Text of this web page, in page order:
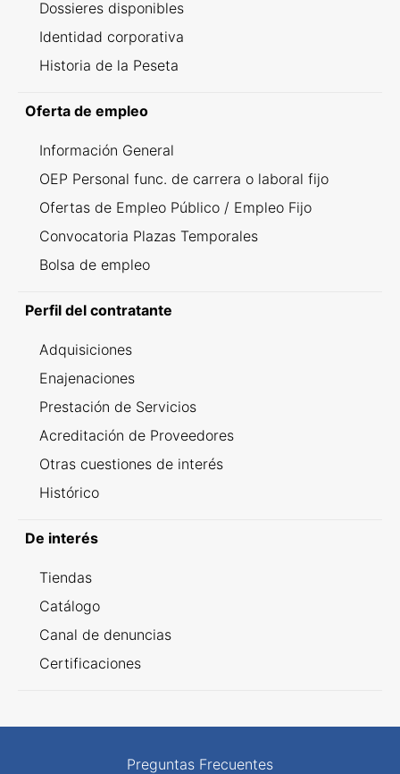
Dossieres disponibles
Identidad corporativa
Historia de la Peseta
Oferta de empleo
Información General
OEP Personal func. de carrera o laboral fijo
Ofertas de Empleo Público / Empleo Fijo
Convocatoria Plazas Temporales
Bolsa de empleo
Perfil del contratante
Adquisiciones
Enajenaciones
Prestación de Servicios
Acreditación de Proveedores
Otras cuestiones de interés
Histórico
De interés
Tiendas
Catálogo
Canal de denuncias
Certificaciones
Preguntas Frecuentes